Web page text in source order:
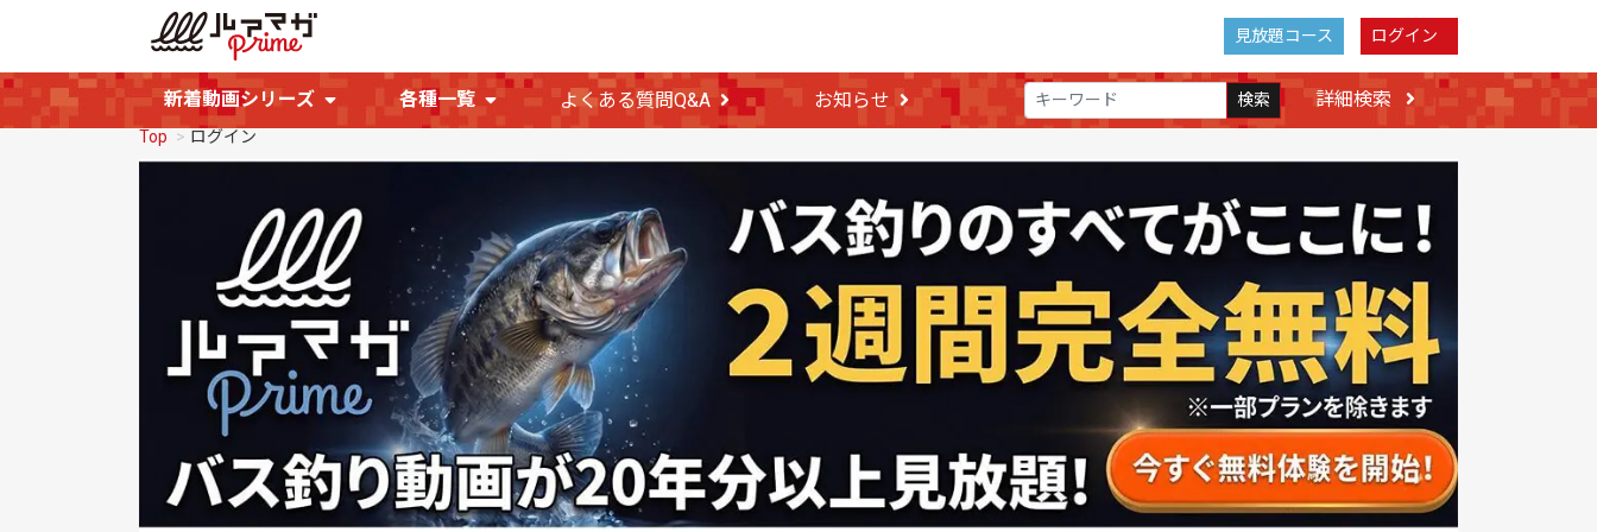
見放題コース ログイン
新着動画シリーズ 各種一覧 よくある質問Q&A お知らせ 検索 詳細検索
Top ログイン